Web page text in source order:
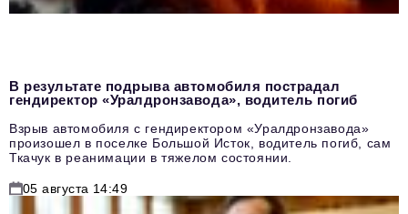
В результате подрыва автомобиля пострадал
гендиректор «Уралдронзавода», водитель погиб
Взрыв автомобиля с гендиректором «Уралдронзавода»
произошел в поселке Большой Исток, водитель погиб, сам
Ткачук в реанимации в тяжелом состоянии.
05 августа 14:49